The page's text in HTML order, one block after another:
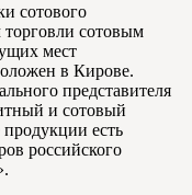
сотового
сотовым
мест
в Кирове.
представителя
и сотовый
есть
российского